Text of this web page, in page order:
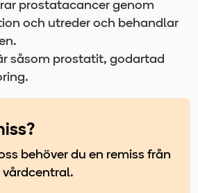
prostatacancer genom
och utreder och behandlar
såsom prostatit, godartad
behöver du en remiss från